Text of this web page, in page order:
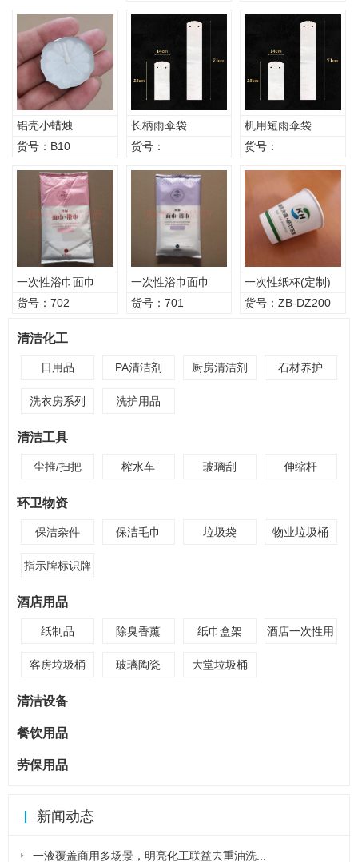
铝壳小蜡烛
货号：B10
长柄雨伞袋
货号：
机用短雨伞袋
货号：
一次性浴巾面巾
55g
货号：702
一次性浴巾面巾
70g
货号：701
一次性纸杯(定制)
货号：ZB-DZ200
清洁化工
日用品 PA清洁剂 厨房清洁剂 石材养护
洗衣房系列 洗护用品
清洁工具
尘推/扫把 榨水车 玻璃刮 伸缩杆
环卫物资
保洁杂件 保洁毛巾 垃圾袋 物业垃圾桶
指示牌标识牌
酒店用品
纸制品 除臭香薰 纸巾盒架
酒店一次性用
客房垃圾桶 玻璃陶瓷 大堂垃圾桶
清洁设备
餐饮用品
劳保用品
新闻动态
一液覆盖商用多场景，明亮化工联益去重油洗...